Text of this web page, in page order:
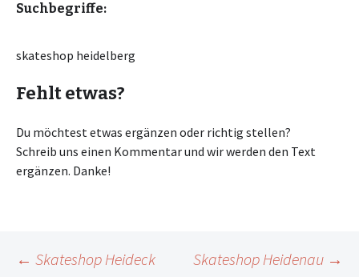
Suchbegriffe:
skateshop heidelberg
Fehlt etwas?
Du möchtest etwas ergänzen oder richtig stellen?
Schreib uns einen Kommentar und wir werden den Text
ergänzen. Danke!
← Skateshop Heideck Skateshop Heidenau →